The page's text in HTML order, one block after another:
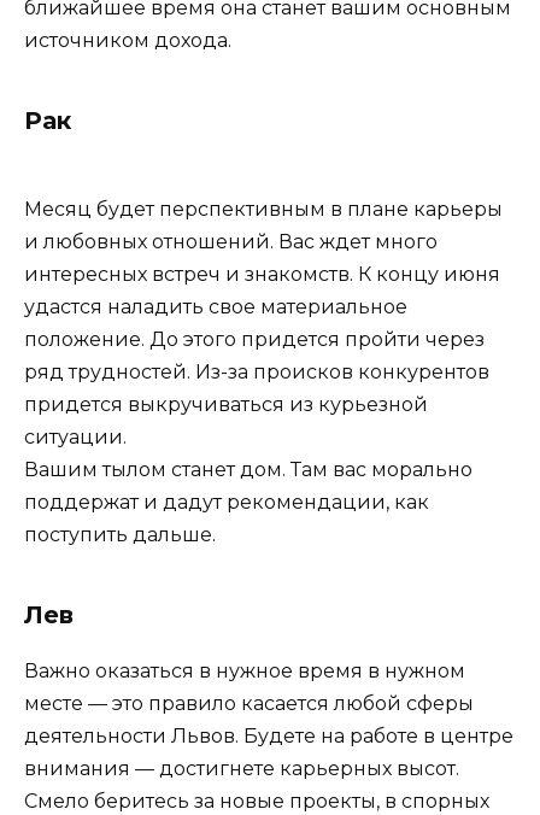
ближайшее время она станет вашим основным
источником дохода.
Рак
Месяц будет перспективным в плане карьеры
и любовных отношений. Вас ждет много
интересных встреч и знакомств. К концу июня
удастся наладить свое материальное
положение. До этого придется пройти через
ряд трудностей. Из-за происков конкурентов
придется выкручиваться из курьезной
ситуации.
Вашим тылом станет дом. Там вас морально
поддержат и дадут рекомендации, как
поступить дальше.
Лев
Важно оказаться в нужное время в нужном
месте — это правило касается любой сферы
деятельности Львов. Будете на работе в центре
внимания — достигнете карьерных высот.
Смело беритесь за новые проекты, в спорных